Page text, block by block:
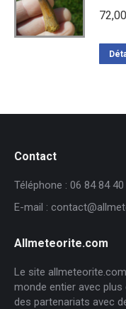
72,00
Contact
Téléphone : 06 84 84 40
E-mail :
Allmeteorite.com
Le site
monde entier avec
des partenariats avec